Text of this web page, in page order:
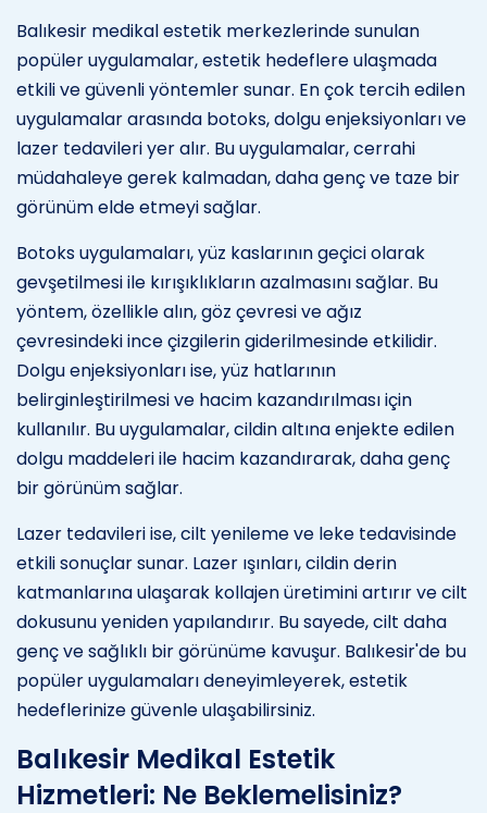
Balıkesir medikal estetik merkezlerinde sunulan
popüler uygulamalar, estetik hedeflere ulaşmada
etkili ve güvenli yöntemler sunar. En çok tercih edilen
uygulamalar arasında botoks, dolgu enjeksiyonları ve
lazer tedavileri yer alır. Bu uygulamalar, cerrahi
müdahaleye gerek kalmadan, daha genç ve taze bir
görünüm elde etmeyi sağlar.
Botoks uygulamaları, yüz kaslarının geçici olarak
gevşetilmesi ile kırışıklıkların azalmasını sağlar. Bu
yöntem, özellikle alın, göz çevresi ve ağız
çevresindeki ince çizgilerin giderilmesinde etkilidir.
Dolgu enjeksiyonları ise, yüz hatlarının
belirginleştirilmesi ve hacim kazandırılması için
kullanılır. Bu uygulamalar, cildin altına enjekte edilen
dolgu maddeleri ile hacim kazandırarak, daha genç
bir görünüm sağlar.
Lazer tedavileri ise, cilt yenileme ve leke tedavisinde
etkili sonuçlar sunar. Lazer ışınları, cildin derin
katmanlarına ulaşarak kollajen üretimini artırır ve cilt
dokusunu yeniden yapılandırır. Bu sayede, cilt daha
genç ve sağlıklı bir görünüme kavuşur. Balıkesir'de bu
popüler uygulamaları deneyimleyerek, estetik
hedeflerinize güvenle ulaşabilirsiniz.
Balıkesir Medikal Estetik
Hizmetleri: Ne Beklemelisiniz?